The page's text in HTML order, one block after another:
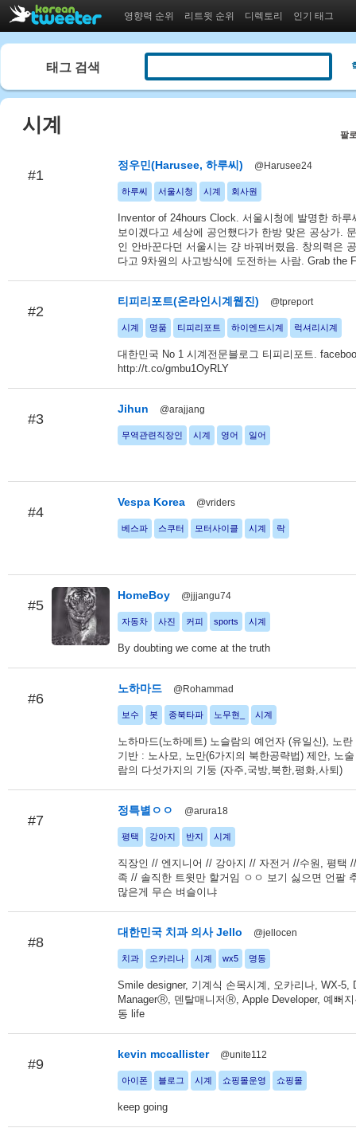
영향력 순위 리트윗 순위 디렉토리 인기 태그
태그 검색
시계 팔
#1
정우민(Harusee, 하루씨) @Harusee24
하루씨 서울시청 시계 회사원
Inventor of 24hours Clock. 서울시청에 발명한 하루
보이겠다고 세상에 공언했다가 한방 맞은 공상가.
인 안바꾼다던 서울시는 걍 바꿔버렸음. 창의력은
다고 9차원의 사고방식에 도전하는 사람. Grab the
#2
티피리포트(온라인시계웹진) @tpreport
시계 명품 티피리포트 하이엔드시계 럭셔리시계
대한민국 No 1 시계전문블로그 티피리포트.
http://t.co/gmbu1OyRLY
#3
Jihun @arajjang
무역관련직장인 시계 영어 일어
#4
Vespa Korea @vriders
베스파 스쿠터 모터사이클 시계 락
#5
HomeBoy @jjjangu74
자동차 사진 커피 sports 시계
By doubting we come at the truth
#6
노하마드 @Rohammad
보수 봇 종북타파 노무현_ 시계
노하마드(노하메트) 노슬람의 예언자 (유일신), 노
기반 : 노사모, 노만(6가지의 북한공략법) 제안, 노
람의 다섯가지의 기둥 (자주,국방,북한,평화,사퇴)
#7
정특별ㅇㅇ @arura18
평택 강아지 반지 시계
직장인 // 엔지니어 // 강아지 // 자전거 //수원, 평택
족 // 솔직한 트윗만 할거임 ㅇㅇ 보기 싫으면 언팔
많은게 무슨 벼슬이냐
#8
대한민국 치과 의사 Jello @jellocen
치과 오카리나 시계 wx5 명동
Smile designer, 기계식 손목시계, 오카리나, WX-5,
ManagerⓇ, 덴탈매니저Ⓡ, Apple Developer, 예뻐
동 life
#9
kevin mccallister @unite112
아이폰 블로그 시계 쇼핑몰운영 쇼핑몰
keep going